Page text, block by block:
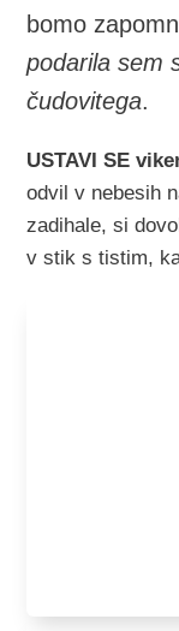
bomo
podarila sem
čudovitega.
USTAVI SE
odvil v nebesih
zadihale, si
v stik s tistim,